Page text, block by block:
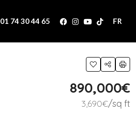
01 74 30 44 65 FR
890,000€
3,690€/sq ft